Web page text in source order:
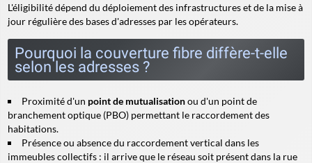
L'éligibilité dépend du déploiement des infrastructures et de la mise à
jour régulière des bases d'adresses par les opérateurs.
Pourquoi la couverture fibre diffère-t-elle
selon les adresses ?
Proximité d'un point de mutualisationou d'un point de
branchement optique (PBO) permettant le raccordement des
habitations.
Présence ou absence du raccordement vertical dans les
immeubles collectifs : il arrive que le réseau soit présent dans la rue